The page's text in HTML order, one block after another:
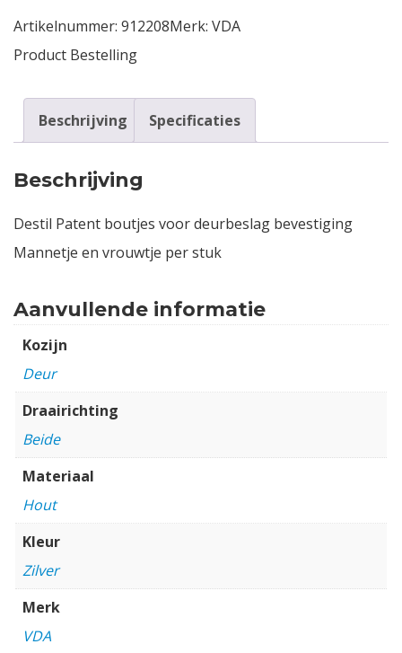
Artikelnummer: 912208Merk: VDA
Product Bestelling
Beschrijving Specificaties
Beschrijving
Destil Patent boutjes voor deurbeslag bevestiging
Mannetje en vrouwtje per stuk
Aanvullende informatie
Kozijn
Deur
Draairichting
Beide
Materiaal
Hout
Kleur
Zilver
Merk
VDA